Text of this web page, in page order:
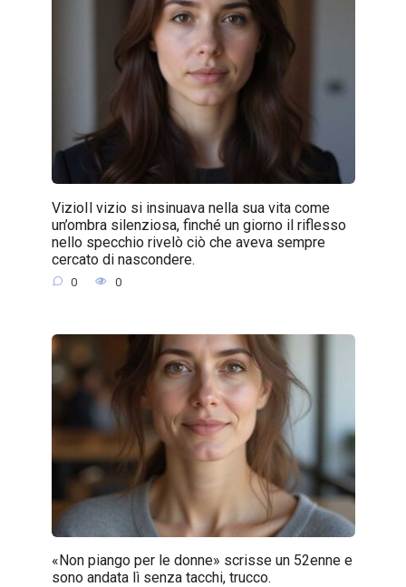
VizioIl vizio si insinuava nella sua vita come
un’ombra silenziosa, finché un giorno il riflesso
nello specchio rivelò ciò che aveva sempre
cercato di nascondere.
0 0
«Non piango per le donne» scrisse un 52enne e
sono andata lì senza tacchi, trucco.